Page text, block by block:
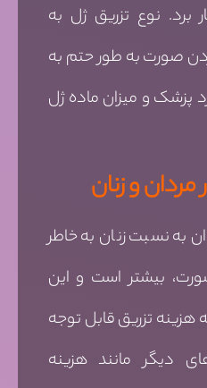
نوع تزریق ژل به
صورت به طور حتم به
پزشک و میزان ماده ژل
مردان و زنان
به نسبت زنان به خاطر
بیشتر است و این
هزینه تزریق قابل توجه
دیگر مانند هزینه